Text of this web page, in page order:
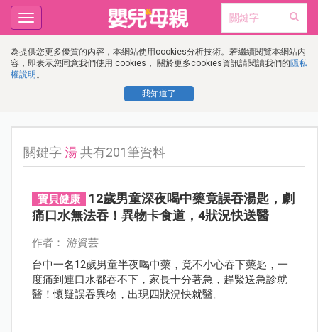
為提供您更多優質的內容，本網站使用cookies分析技術。若繼續閱覽本網站內
容，即表示您同意我們使用 cookies， 關於更多cookies資訊請閱讀我們的隱私
權說明 。
我知道了
Toggle
navigation
關鍵字湯共有201筆資料
寶貝健康
12歲男童深夜喝中藥竟誤吞湯匙，劇
痛口水無法吞！異物卡食道，4狀況快送醫
作者： 游資芸
台中一名12歲男童半夜喝中藥，竟不小心吞下藥匙，一
度痛到連口水都吞不下，家長十分著急，趕緊送急診就
醫！懷疑誤吞異物，出現四狀況快就醫。